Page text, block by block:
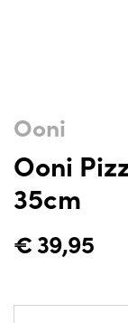
Ooni
Ooni
35cm
€39,95